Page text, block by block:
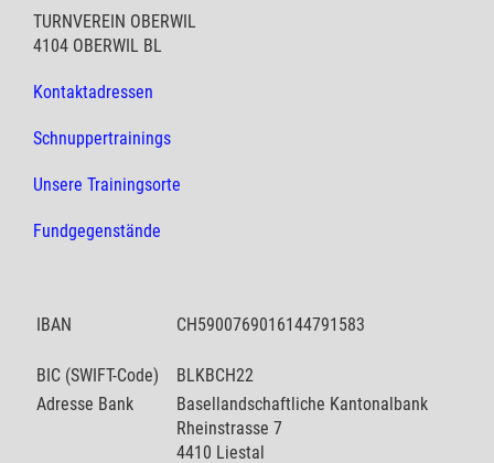
TURNVEREIN OBERWIL
4104 OBERWIL BL
Kontaktadressen
Schnuppertrainings
Unsere Trainingsorte
Fundgegenstände
IBAN CH5900769016144791583
BIC (SWIFT-Code)
BLKBCH22
Adresse Bank
Basellandschaftliche Kantonalbank
Rheinstrasse 7
4410 Liestal